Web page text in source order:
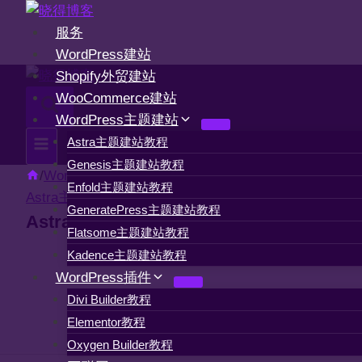
服务
WordPress建站
Shopify外贸建站
WooCommerce建站
WordPress主题建站
Astra主题建站教程
Genesis主题建站教程
Enfold主题建站教程
GeneratePress主题建站教程
Flatsome主题建站教程
Kadence主题建站教程
WordPress插件
Divi Builder教程
Elementor教程
Oxygen Builder教程
/WordPress主题建站/Astra主题建站教程/
Astra主题建站教程WordPress主题建站
Astra主题如何设置Breadcrumb面包屑导